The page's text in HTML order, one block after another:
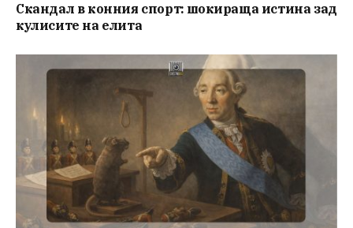
Скандал в конния спорт: шокираща истина зад
кулисите на елита